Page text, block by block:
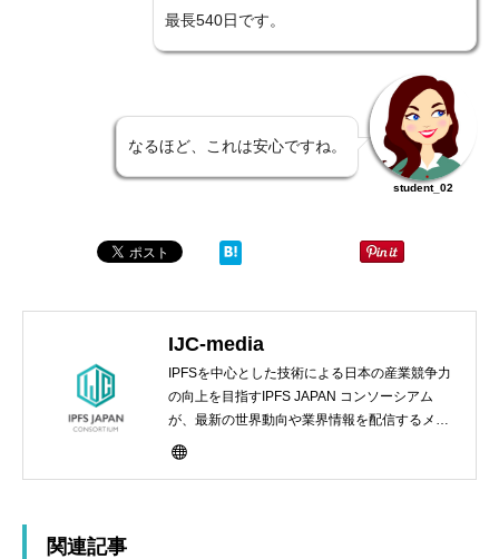
最長540日です。
なるほど、これは安心ですね。
student_02
IJC-media
IPFSを中心とした技術による日本の産業競争力
の向上を目指すIPFS JAPAN コンソーシアム
が、最新の世界動向や業界情報を配信するメデ
ィアサイト
関連記事